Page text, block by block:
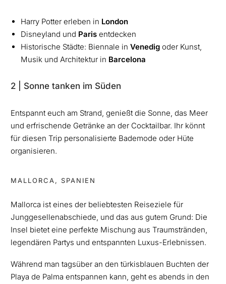
Harry Potter erleben in London
Disneyland und Paris entdecken
Historische Städte: Biennale in Venedig oder Kunst,
Musik und Architektur in Barcelona
2 | Sonne tanken im Süden
Entspannt euch am Strand, genießt die Sonne, das Meer
und erfrischende Getränke an der Cocktailbar. Ihr könnt
für diesen Trip personalisierte Bademode oder Hüte
organisieren.
MALLORCA, SPANIEN
Mallorca ist eines der beliebtesten Reiseziele für
Junggesellenabschiede, und das aus gutem Grund: Die
Insel bietet eine perfekte Mischung aus Traumstränden,
legendären Partys und entspannten Luxus-Erlebnissen.
Während man tagsüber an den türkisblauen Buchten der
Playa de Palma entspannen kann, geht es abends in den